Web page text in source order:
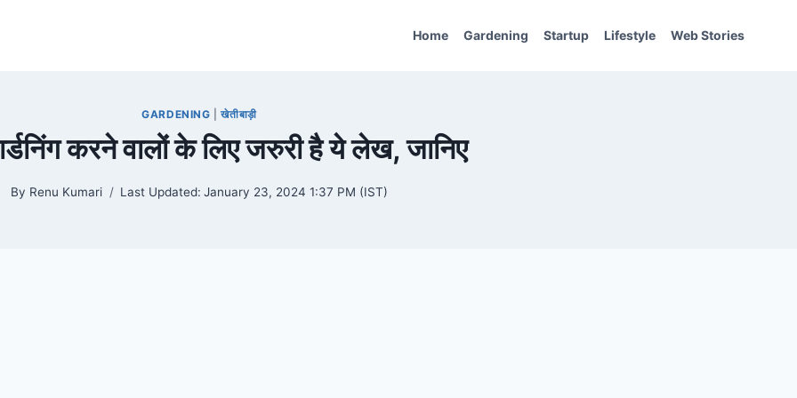
Home Gardening Startup Lifestyle Web Stories
GARDENING |खेतीबाड़ी
करने वालों के लिए जरुरी है ये लेख, जानिए
By Renu Kumari Last Updated: January 23, 2024 1:37 PM (IST)